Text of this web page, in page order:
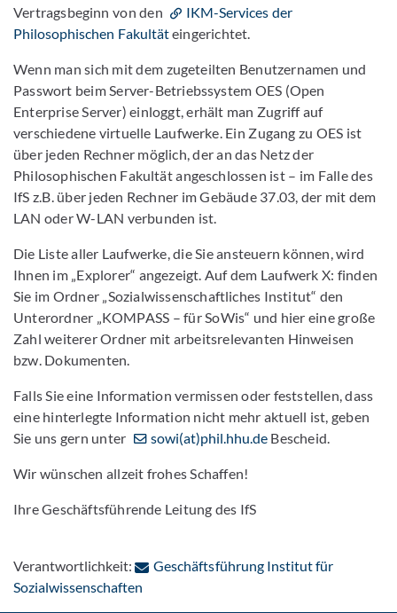
Vertragsbeginn von den
IKM-Services der
Philosophischen Fakultäteingerichtet.
Wenn man sich mit dem zugeteilten Benutzernamen und
Passwort beim Server-Betriebssystem OES (Open
Enterprise Server) einloggt, erhält man Zugriff auf
verschiedene virtuelle Laufwerke. Ein Zugang zu OES ist
über jeden Rechner möglich, der an das Netz der
Philosophischen Fakultät angeschlossen ist – im Falle des
IfS z.B. über jeden Rechner im Gebäude 37.03, der mit dem
LAN oder W-LAN verbunden ist.
Die Liste aller Laufwerke, die Sie ansteuern können, wird
Ihnen im „Explorer“ angezeigt. Auf dem Laufwerk X: finden
Sie im Ordner „Sozialwissenschaftliches Institut“ den
Unterordner „KOMPASS – für SoWis“ und hier eine große
Zahl weiterer Ordner mit arbeitsrelevanten Hinweisen
bzw. Dokumenten.
Falls Sie eine Information vermissen oder feststellen, dass
eine hinterlegte Information nicht mehr aktuell ist, geben
Sie uns gern unter
sowi(at)phil.hhu.de Bescheid.
Wir wünschen allzeit frohes Schaffen!
Ihre Geschäftsführende Leitung des IfS
Verantwortlichkeit:
Geschäftsführung Institut für
Sozialwissenschaften